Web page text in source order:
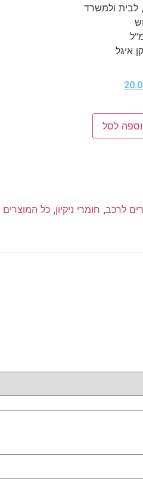
לבית ולמשרד
איגל
לסל
לרכב, חומרי ניקיון, כל המוצרים